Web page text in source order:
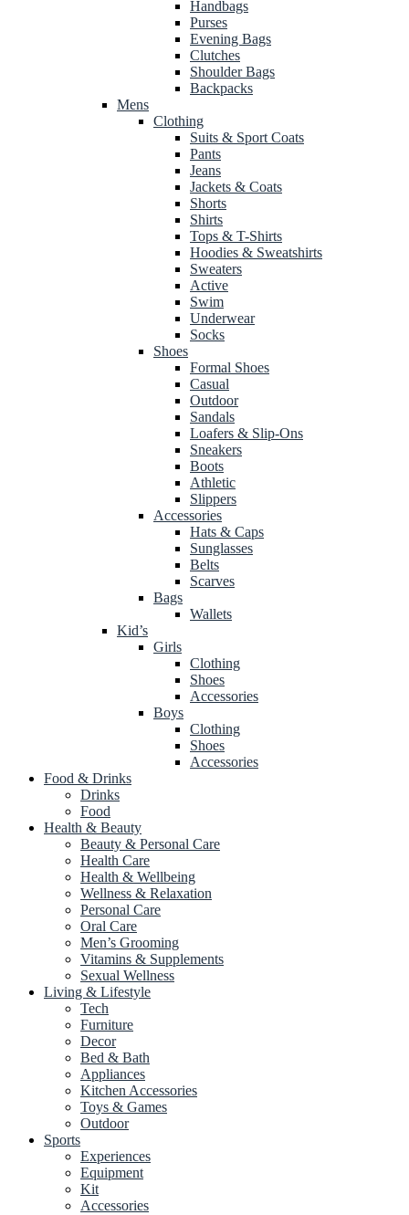
Handbags
Purses
Evening Bags
Clutches
Shoulder Bags
Backpacks
Mens
Clothing
Suits & Sport Coats
Pants
Jeans
Jackets & Coats
Shorts
Shirts
Tops & T-Shirts
Hoodies & Sweatshirts
Sweaters
Active
Swim
Underwear
Socks
Shoes
Formal Shoes
Casual
Outdoor
Sandals
Loafers & Slip-Ons
Sneakers
Boots
Athletic
Slippers
Accessories
Hats & Caps
Sunglasses
Belts
Scarves
Bags
Wallets
Kid’s
Girls
Clothing
Shoes
Accessories
Boys
Clothing
Shoes
Accessories
Food & Drinks
Drinks
Food
Health & Beauty
Beauty & Personal Care
Health Care
Health & Wellbeing
Wellness & Relaxation
Personal Care
Oral Care
Men’s Grooming
Vitamins & Supplements
Sexual Wellness
Living & Lifestyle
Tech
Furniture
Decor
Bed & Bath
Appliances
Kitchen Accessories
Toys & Games
Outdoor
Sports
Experiences
Equipment
Kit
Accessories